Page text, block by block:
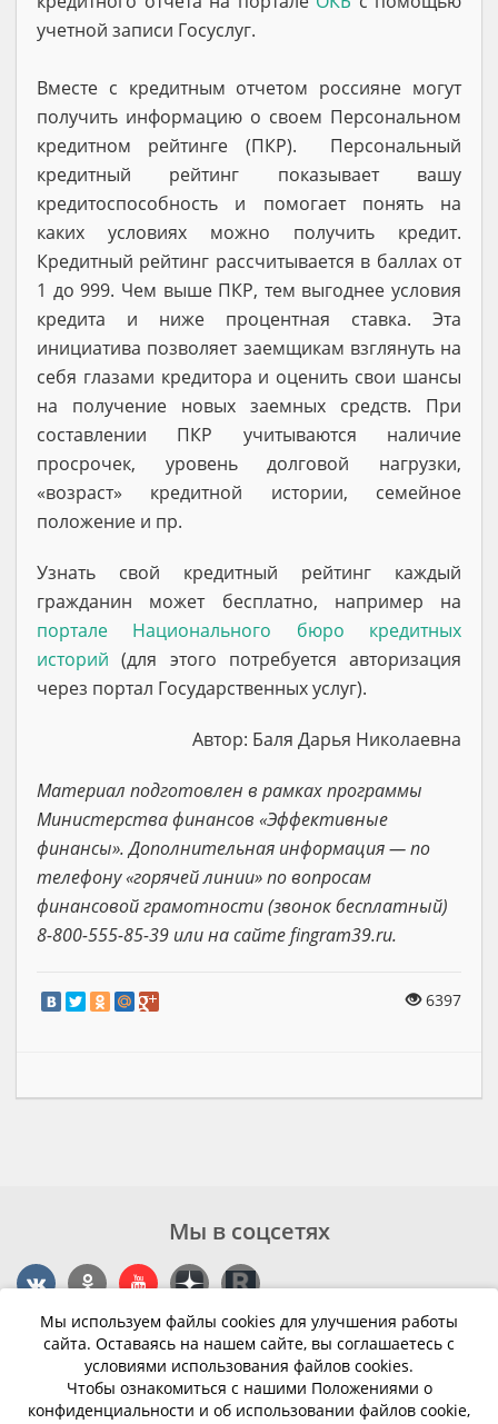
учетной записи Госуслуг.
Вместе с кредитным отчетом россияне могут
получить информацию о своем Персональном
кредитном рейтинге (ПКР). Персональный
кредитный рейтинг показывает вашу
кредитоспособность и помогает понять на
каких условиях можно получить кредит.
Кредитный рейтинг рассчитывается в баллах от
1 до 999. Чем выше ПКР, тем выгоднее условия
кредита и ниже процентная ставка. Эта
инициатива позволяет заемщикам взглянуть на
себя глазами кредитора и оценить свои шансы
на получение новых заемных средств. При
составлении ПКР учитываются наличие
просрочек, уровень долговой нагрузки,
«возраст» кредитной истории, семейное
положение и пр.
Узнать свой кредитный рейтинг каждый
гражданин может бесплатно, например на
портале Национального бюро кредитных
историй (для этого потребуется авторизация
через портал Государственных услуг).
Автор: Баля Дарья Николаевна
Материал подготовлен в рамках программы
Министерства финансов «Эффективные
финансы». Дополнительная информация — по
телефону «горячей линии» по вопросам
финансовой грамотности (звонок бесплатный)
8-800-555-85-39 или на сайте fingram39.ru.
6397
Мы используем файлы cookies для улучшения работы
сайта. Оставаясь на нашем сайте, вы соглашаетесь с
условиями использования файлов cookies.
Чтобы ознакомиться с нашими Положениями о
конфиденциальности и об использовании файлов cookie,
Мы в соцсетях
Контакты
г. Калининград, ул. Эпроновская, 1
Часы работы: с 10:00 до 20:00